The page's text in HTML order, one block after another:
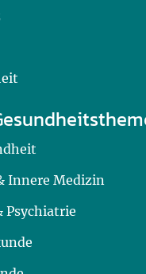
Innere Medizin
Psychiatrie